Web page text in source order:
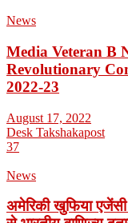
News
Media Veteran B
Revolutionary
2022-23
August 17, 2022
Desk Takshakapost
37
News
अमेरिकी खुफिया